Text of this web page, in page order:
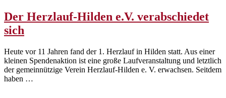
Der Herzlauf-Hilden e.V. verabschiedet
sich
Heute vor 11 Jahren fand der 1. Herzlauf in Hilden statt. Aus einer
kleinen Spendenaktion ist eine große Laufveranstaltung und letztlich
der gemeinnützige Verein Herzlauf-Hilden e. V. erwachsen. Seitdem
haben …